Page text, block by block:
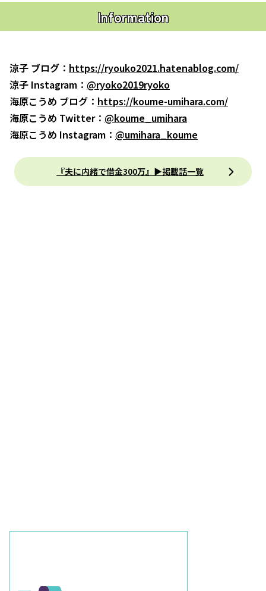
Information
涼子 ブログ： https://ryouko2021.hatenablog.com/
涼子 Instagram： @ryoko2019ryoko
海原こうめ ブログ： https://koume-umihara.com/
海原こうめ Twitter： @koume_umihara
海原こうめ Instagram： @umihara_koume
『夫に内緒で借金300万』▶掲載話一覧